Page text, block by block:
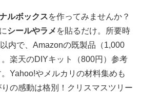
ルボックスを作ってみませんか？
シールやラメ を貼るだけ。所要時
内で、Amazonの既製品（1,000
楽天のDIYキット（800円）参考
Yahoo!やメルカリの材料集めも
の感動は格別！クリスマスツリー